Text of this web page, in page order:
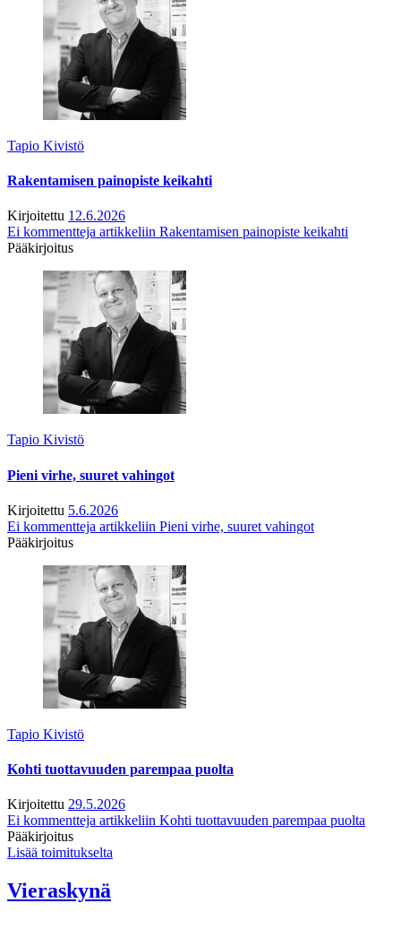
Tapio Kivistö
Rakentamisen painopiste keikahti
Kirjoitettu 12.6.2026
Ei kommentteja artikkeliin Rakentamisen painopiste keikahti
Pääkirjoitus
Tapio Kivistö
Pieni virhe, suuret vahingot
Kirjoitettu 5.6.2026
Ei kommentteja artikkeliin Pieni virhe, suuret vahingot
Pääkirjoitus
Tapio Kivistö
Kohti tuottavuuden parempaa puolta
Kirjoitettu 29.5.2026
Ei kommentteja artikkeliin Kohti tuottavuuden parempaa puolta
Pääkirjoitus
Lisää toimitukselta
Vieraskynä